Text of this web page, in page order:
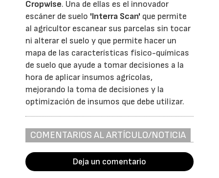
Cropwise. Una de ellas es el innovador
escáner de suelo 'Interra Scan' que permite
al agricultor escanear sus parcelas sin tocar
ni alterar el suelo y que permite hacer un
mapa de las características físico-químicas
de suelo que ayude a tomar decisiones a la
hora de aplicar insumos agrícolas,
mejorando la toma de decisiones y la
optimización de insumos que debe utilizar.
COMENTARIOS AL ARTÍCULO/NOTICIA
Deja un comentario